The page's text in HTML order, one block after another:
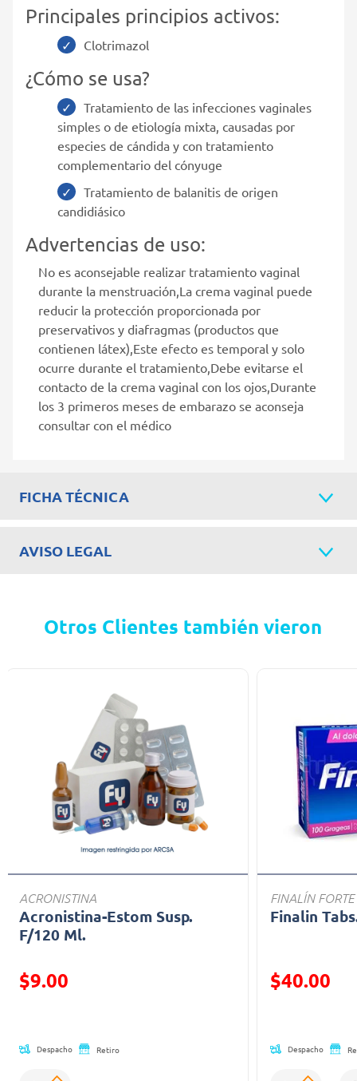
Principales principios activos:
Clotrimazol
¿Cómo se usa?
Tratamiento de las infecciones vaginales
simples o de etiología mixta, causadas por
especies de cándida y con tratamiento
complementario del cónyuge
Tratamiento de balanitis de origen
candidiásico
Advertencias de uso:
No es aconsejable realizar tratamiento vaginal
durante la menstruación,La crema vaginal puede
reducir la protección proporcionada por
preservativos y diafragmas (productos que
contienen látex),Este efecto es temporal y solo
ocurre durante el tratamiento,Debe evitarse el
contacto de la crema vaginal con los ojos,Durante
los 3 primeros meses de embarazo se aconseja
consultar con el médico
FICHA TÉCNICA
AVISO LEGAL
Otros Clientes también vieron
ACRONISTINA
Acronistina-Estom Susp.
F/120 Ml.
Precio reducido de
$9.00
Despacho Retiro
FINALÍN FORTE
Finalin
Precio
$40.00
Despacho